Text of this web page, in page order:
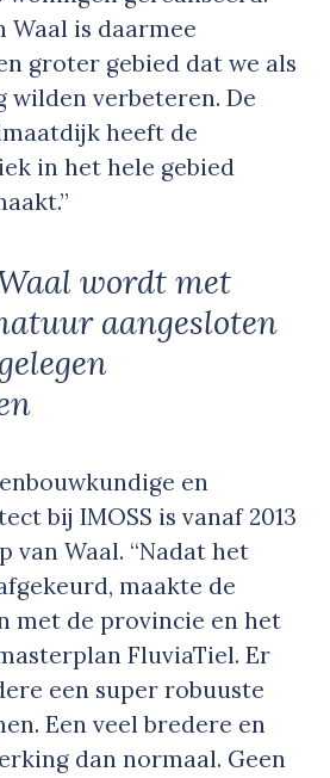
Waal is daarmee
groter gebied dat we als
wilden verbeteren. De
heeft de
in het hele gebied
wordt met
aangesloten
en
bij IMOSS is vanaf 2013
van Waal. “Nadat het
maakte de
met de provincie en het
FluviaTiel. Er
een super robuuste
Een veel bredere en
dan normaal. Geen